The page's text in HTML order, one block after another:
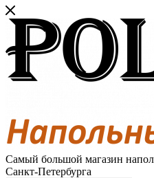
Самый большой магазин
Санкт-Петербурга